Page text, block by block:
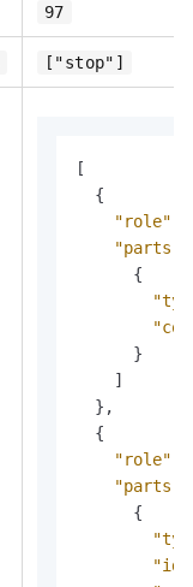
97
["stop"]
[
{
"role"
"parts"
{
}
]
} ,
{
"role"
"parts"
{
"id"